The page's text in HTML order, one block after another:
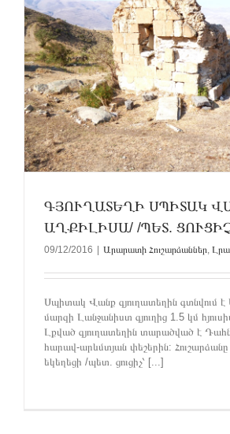
ԳՅՈՒՂԱՏԵՂԻ ՍՊԻՏԱԿ
ԱՂՔԻԼԻՍԱ/ /ՊԵՏ.
09/12/2016 Արարատի Հուշարձաններ,
Սպիտակ Վանք գյուղատեղին գտնվում
մարզի Լանջանիստ գյուղից 1.5 կմ
Լքված գյուղատեղին տարածված է
հարավ-արևմտյան փեշերին: Հուշարձանը
եկեղեցի /պետ. ցուցիչ՝ [...]